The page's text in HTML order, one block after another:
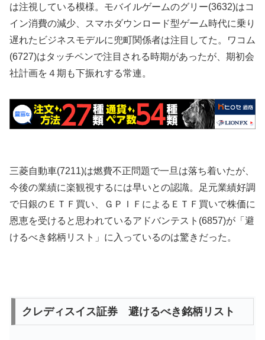
は注視している模様。モバイルゲームのグリー(3632)はコ
イン消費の減少、スマホダウンロード型ゲーム時代に乗り
遅れたビジネスモデルに兜町関係者は注目してた。ワコム
(6727)はタッチペンで注目される時期があったが、期初会
社計画を４期も下振れする常連。
三菱自動車(7211)は燃費不正問題で一旦は落ち着いたが、
今後の業績に楽観視するには早いとの認識。足元業績好調
で日銀のＥＴＦ買い、ＧＰＩＦによるＥＴＦ買いで株価に
恩恵を受けると思われているアドバンテスト(6857)が「避
けるべき銘柄リスト」に入っているのは驚きだった。
クレディスイス証券 避けるべき銘柄リスト